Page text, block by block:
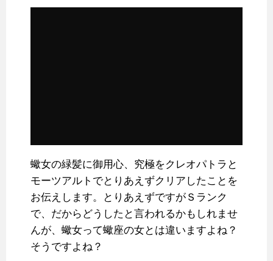
蠍女の緑髪に御用心、究極をクレオパトラと
モーツアルトでとりあえずクリアしたことを
お伝えします。とりあえずですがＳランク
で、だからどうしたと言われるかもしれませ
んが、蠍女って蠍座の女とは違いますよね？
そうですよね？